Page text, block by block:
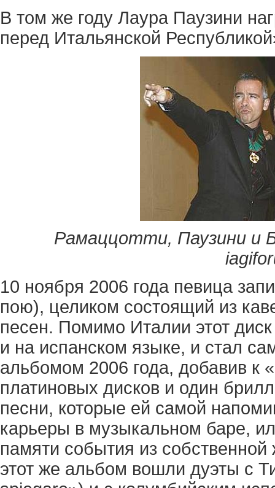
В том же году Лаура Паузини
перед Итальянской
Рамаццотти, Паузини и
10 ноября 2006 года певица
пою), целиком состоящий из
песен. Помимо Италии этот
и на испанском языке, и стал
альбомом 2006 года, добавив к
платиновых дисков и один
песни, которые ей самой
карьеры в музыкальном баре,
памяти события из собственной
этот же альбом вошли дуэты с